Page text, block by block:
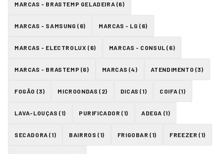
MARCAS - BRASTEMP GELADEIRA (6)
MARCAS - SAMSUNG ( 6) MARCAS - LG ( 6)
MARCAS - ELECTROLUX ( 6) MARCAS - CONSUL ( 6)
MARCAS - BRASTEMP (6) MARCAS (4) ATENDIMENTO (3)
FOGÃO (3) MICROONDAS ( 2) DICAS (1) COIFA (1)
LAVA-LOUÇAS (1) PURIFICADOR (1) ADEGA (1)
SECADORA (1) BAIRROS (1) FRIGOBAR (1) FREEZER (1)